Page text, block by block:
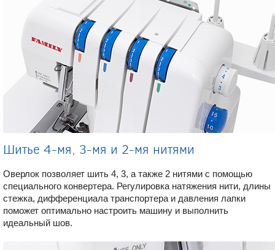
Шитье 4-мя, 3-мя и 2-мя нитями
Оверлок позволяет шить 4, 3, а также 2 нитями с помощью
специального конвертера. Регулировка натяжения нити, длины
стежка, дифференциала транспортера и давления лапки
поможет оптимально настроить машину и выполнить
идеальный шов.